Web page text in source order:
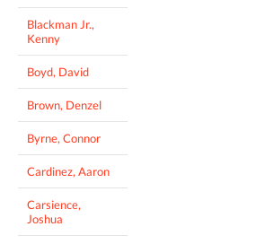
Blackman Jr.,
Kenny
Boyd, David
Brown, Denzel
Byrne, Connor
Cardinez, Aaron
Carsience,
Joshua